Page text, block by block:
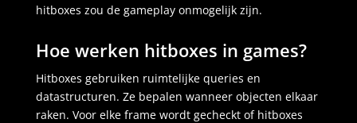
hitboxes zou de gameplay onmogelijk zijn.
Hoe werken hitboxes in games?
Hitboxes gebruiken ruimtelijke queries en
datastructuren. Ze bepalen wanneer objecten elkaar
raken. Voor elke frame wordt gecheckt of hitboxes